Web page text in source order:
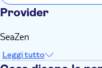
Provider
SeaZen
Leggi tutto